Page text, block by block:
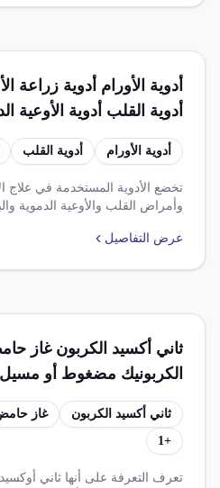
الصادرات والواردات لتحديد
أدوية الأورام أدوية زراعة
أدوية القلب أدوية الأوعية
أدوية البلهارسيا بدائل
أدوية الأمراض المستعصية
الأمراض المزمنة أدوية
النفسية أدوية الأمراض
تحتوي على أنسولين
أدوية الأورام أدوية القلب
تخضع الأدوية المستخدمة في علاج
وأمراض القلب والأوعية الدموية
عرض التفاصيل
ثاني أكسيد الكربون غاز
الكربونيك مضغوط أو مسيل
ثاني أكسيد الكربون غاز
+
1
تعرف التعرفة على أنها ثاني